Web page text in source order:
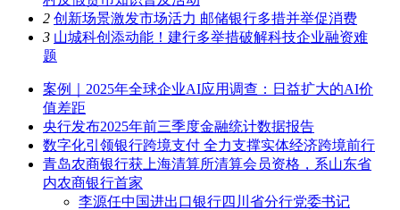
2 创新场景激发市场活力 邮储银行多措并举促消费
3 山城科创添动能！建行多举措破解科技企业融资难
题
案例｜2025年全球企业AI应用调查：日益扩大的AI价
值差距
央行发布2025年前三季度金融统计数据报告
数字化引领银行跨境支付 全力支撑实体经济跨境前行
青岛农商银行获上海清算所清算会员资格，系山东省
内农商银行首家
李源任中国进出口银行四川省分行党委书记